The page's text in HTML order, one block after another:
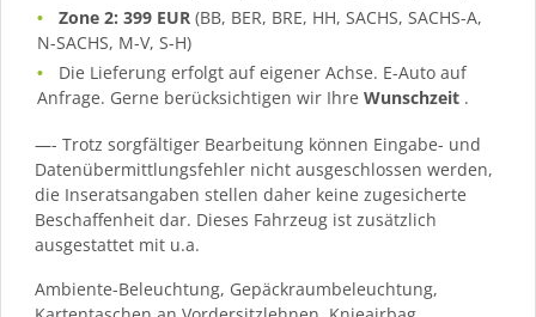
Zone 2: 399 EUR (BB, BER, BRE, HH, SACHS, SACHS-A,
N-SACHS, M-V, S-H)
Die Lieferung erfolgt auf eigener Achse. E-Auto auf
Anfrage. Gerne berücksichtigen wir Ihre Wunschzeit .
—- Trotz sorgfältiger Bearbeitung können Eingabe- und
Datenübermittlungsfehler nicht ausgeschlossen werden,
die Inseratsangaben stellen daher keine zugesicherte
Beschaffenheit dar. Dieses Fahrzeug ist zusätzlich
ausgestattet mit u.a.
Ambiente-Beleuchtung, Gepäckraumbeleuchtung,